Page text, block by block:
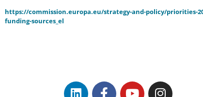
https://commission.europa.eu/strategy-and-policy/priorities-
funding-sources_el